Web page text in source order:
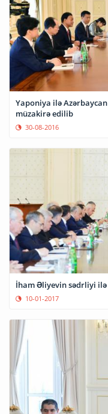
Yaponiya ilə Azərbaycan arasında İT
müzakirə edilib
30-08-2016
İham Əliyevin sədrliyi
10-01-2017